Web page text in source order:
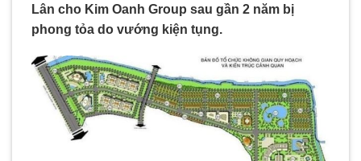
Lân cho Kim Oanh Group sau gần 2 năm bị
phong tỏa do vướng kiện tụng.